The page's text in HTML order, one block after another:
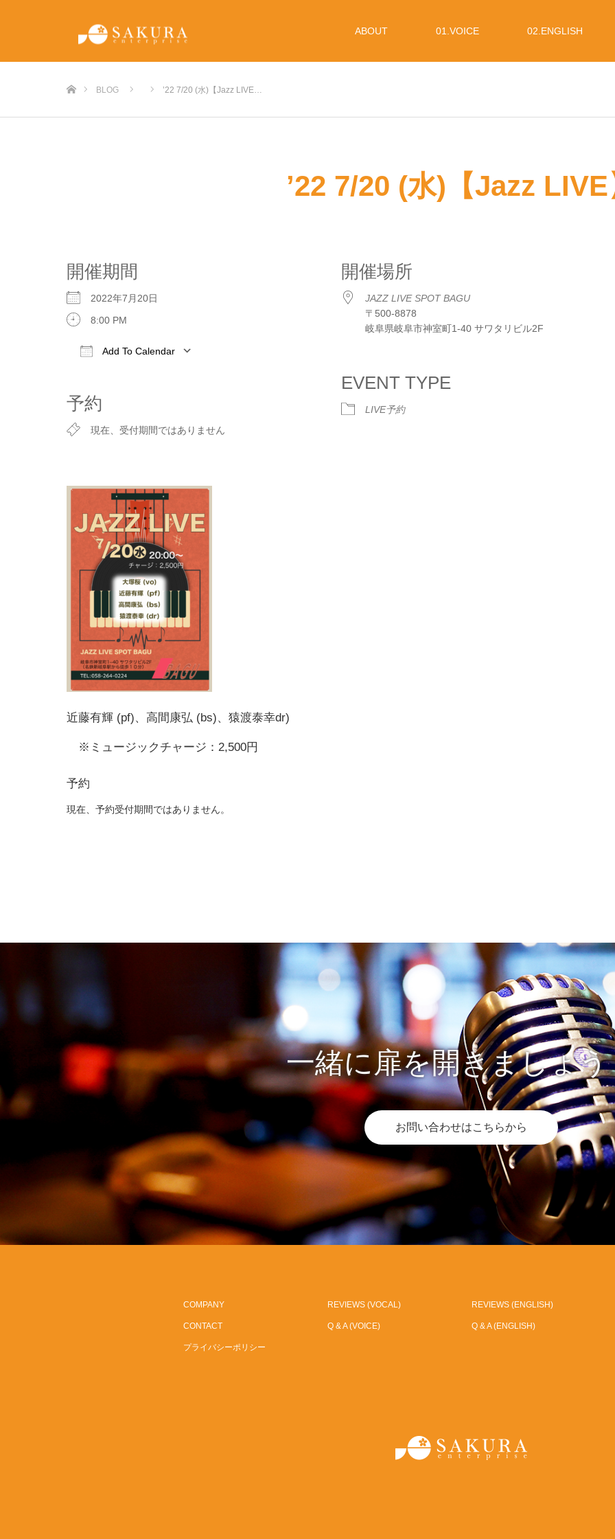
ABOUT 01.VOICE 02.ENGLISH
BLOG ’22 7/20 (水)【Jazz LIVE…
’22 7/20 (水)【Jazz LIVE
開催期間
2022年7月20日
8:00 PM
Add To Calendar
予約
現在、受付期間ではありません
開催場所
JAZZ LIVE SPOT BAGU
〒500-8878
岐阜県岐阜市神室町1-40 サワタリビル2F
EVENT TYPE
LIVE予約
近藤有輝 (pf)、高間康弘 (bs)、猿渡泰幸dr)
※ミュージックチャージ：2,500円
予約
現在、予約受付期間ではありません。
一緒に扉を開きましょう
お問い合わせはこちらから
COMPANY
CONTACT
プライバシーポリシー
REVIEWS (VOCAL)
Q & A (VOICE)
REVIEWS (ENGLISH)
Q & A (ENGLISH)